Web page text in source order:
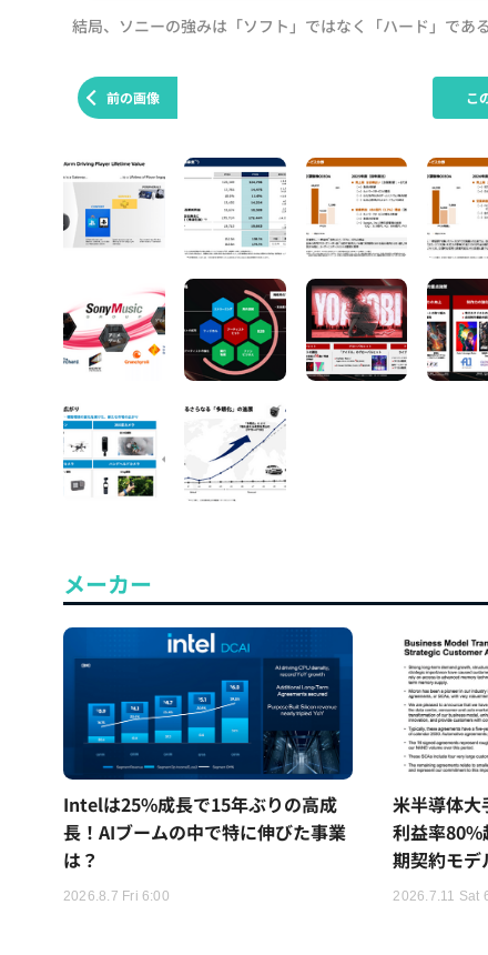
結局、ソニーの強みは「ソフト」ではなく「ハード」であ
前の画像 こ
メーカー
Intelは25%成長で15年ぶりの高成
長！AIブームの中で特に伸びた事業
は？
2026.8.7 Fri 6:00
米半導体
利益率
期契約モデ
2026.7.11 Sat